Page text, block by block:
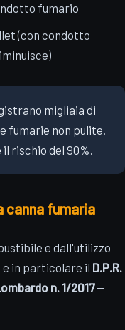
fumario
(con condotto
migliaia di
fumarie non pulite.
rischio del 90%.
canna fumaria
e dall'utilizzo
in particolare il D.P.R.
n. 1/2017—